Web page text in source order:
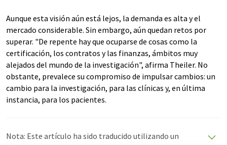
Aunque esta visión aún está lejos, la demanda es alta y el
mercado considerable. Sin embargo, aún quedan retos por
superar. "De repente hay que ocuparse de cosas como la
certificación, los contratos y las finanzas, ámbitos muy
alejados del mundo de la investigación", afirma Theiler. No
obstante, prevalece su compromiso de impulsar cambios: un
cambio para la investigación, para las clínicas y, en última
instancia, para los pacientes.
Nota: Este artículo ha sido traducido utilizando un